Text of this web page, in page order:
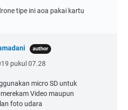
tipe ini aoa pakai kartu
pukul 07.28
micro SD untuk
Video maupun
foto udara